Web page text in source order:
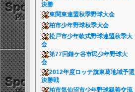
決勝
東関東連盟秋季野球大会
柏市少年野球秋季大会
松戸市少年軟式野球連盟秋季大
会
第77回鎌ケ谷市民少年野球大
会
2012年度ロッテ旗東葛地域予選
決勝戦
柏市気仙沼市少年野球親善交流